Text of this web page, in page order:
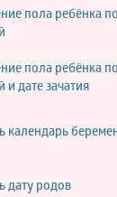
пола ребёнка
пола ребёнка
и дате зачатия
календарь
дату родов